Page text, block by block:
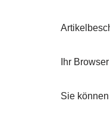
Ihr
Sie